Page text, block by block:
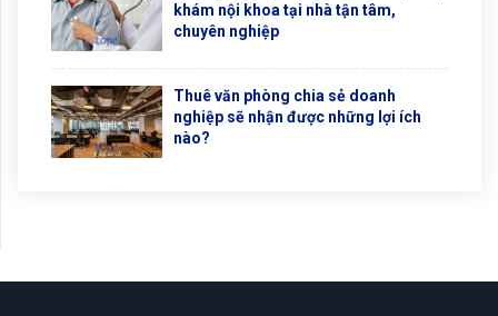
khám nội khoa tại nhà tận tâm,
chuyên nghiệp
Thuê văn phòng chia sẻ doanh
nghiệp sẽ nhận được những lợi ích
nào?